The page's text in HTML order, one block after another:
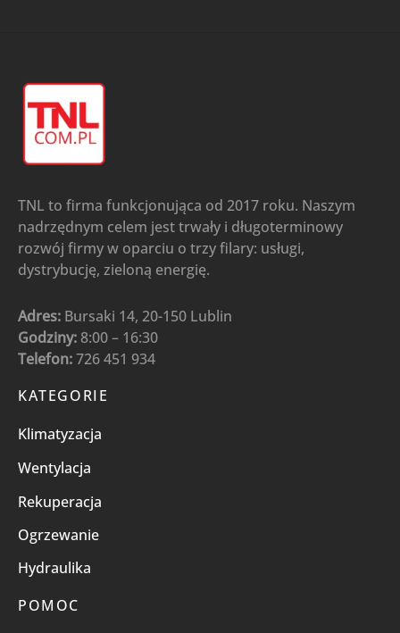
TNL to firma funkcjonująca od 2017 roku. Naszym
nadrzędnym celem jest trwały i długoterminowy
rozwój firmy w oparciu o trzy filary: usługi,
dystrybucję, zieloną energię.
Adres: Bursaki 14, 20-150 Lublin
Godziny: 8:00 – 16:30
Telefon:726 451 934
KATEGORIE
Klimatyzacja
Wentylacja
Rekuperacja
Ogrzewanie
Hydraulika
POMOC